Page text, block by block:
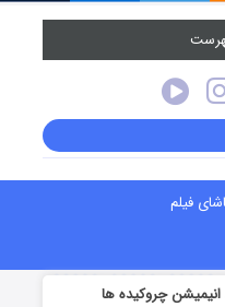
فیلم
انیمیشن چروکیده ها